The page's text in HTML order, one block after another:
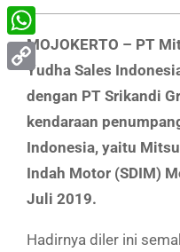
MOJOKERTO – PT
Yudha Sales
dengan PT Srikandi
kendaraan
Indonesia, yaitu
Indah Motor (SDIM)
Juli 2019.
Hadirnya diler ini
X
WhatsApp
Link